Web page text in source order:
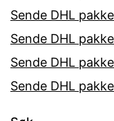
Sende DHL
Sende DHL
Sende DHL
Sende DHL